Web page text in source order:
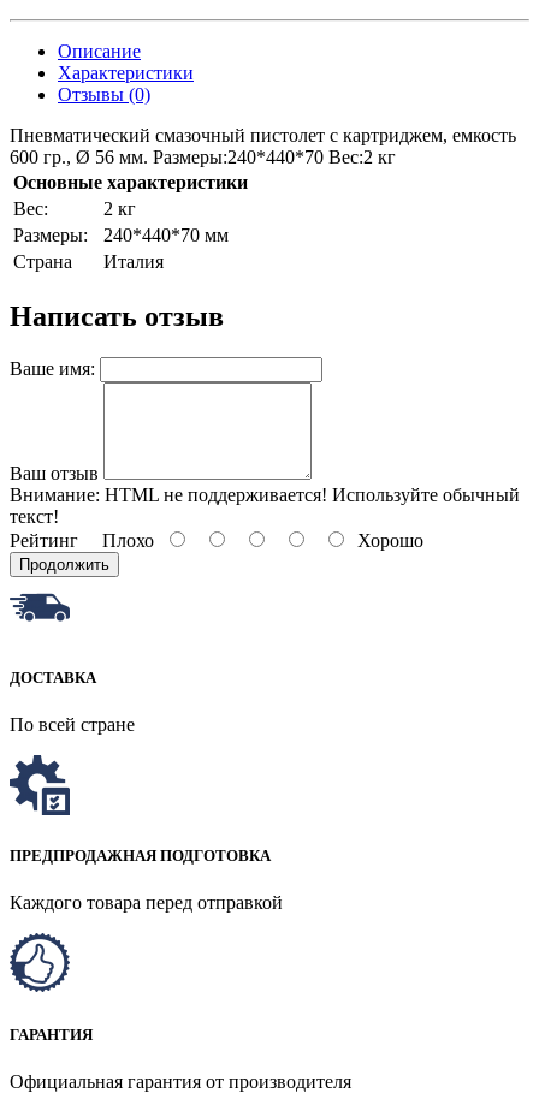
Описание
Характеристики
Отзывы (0)
Пневматический смазочный пистолет с картриджем, емкость
600 гр., Ø 56 мм. Размеры:240*440*70 Вес:2 кг
Основные характеристики
Bec:
2 кг
Paзмepы:
240*440*70 мм
Страна
Италия
Написать отзыв
Ваше имя:
Ваш отзыв
Внимание: HTML не поддерживается! Используйте обычный
текст!
Рейтинг Плохо Хорошо
Продолжить
ДОСТАВКА
По всей стране
ПРЕДПРОДАЖНАЯ ПОДГОТОВКА
Каждого товара перед отправкой
ГАРАНТИЯ
Официальная гарантия от производителя